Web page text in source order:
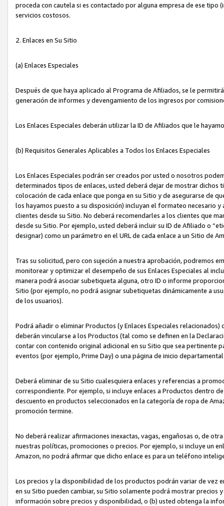
proceda con cautela si es contactado por alguna empresa de ese
servicios costosos.
2. Enlaces en Su Sitio
(a) Enlaces Especiales
Después de que haya aplicado al Programa de Afiliados, se le
generación de informes y devengamiento de los ingresos por
Los Enlaces Especiales deberán utilizar la ID de Afiliados que le
(b) Requisitos Generales Aplicables a Todos los Enlaces Especiales
Los Enlaces Especiales podrán ser creados por usted o nosotros
determinados tipos de enlaces, usted deberá dejar de mostrar dichos
colocación de cada enlace que ponga en su Sitio y de asegurarse de
los hayamos puesto a su disposición) incluyan el formateo necesario
clientes desde su Sitio. No deberá recomendarles a los clientes que
desde su Sitio. Por ejemplo, usted deberá incluir su ID de Afiliado o
designar) como un parámetro en el URL de cada enlace a un Sitio de
Tras su solicitud, pero con sujeción a nuestra aprobación, podremos
monitorear y optimizar el desempeño de sus Enlaces Especiales al
manera podrá asociar subetiqueta alguna, otro ID o informe
Sitio (por ejemplo, no podrá asignar subetiquetas dinámicamente a
de los usuarios).
Podrá añadir o eliminar Productos (y Enlaces Especiales
deberán vincularse a los Productos (tal como se definen en la
contar con contenido original adicional en su Sitio que sea pertinente
eventos (por ejemplo, Prime Day) o una página de inicio
Deberá eliminar de su Sitio cualesquiera enlaces y referencias a
correspondiente. Por ejemplo, si incluye enlaces a Productos dentro
descuento en productos seleccionados en la categoría de ropa de
promoción termine.
No deberá realizar afirmaciones inexactas, vagas, engañosas o, de
nuestras políticas, promociones o precios. Por ejemplo, si incluye un
Amazon, no podrá afirmar que dicho enlace es para un teléfono
Los precios y la disponibilidad de los productos podrán variar de vez
en su Sitio pueden cambiar, su Sitio solamente podrá mostrar
información sobre precios y disponibilidad, o (b) usted obtenga la